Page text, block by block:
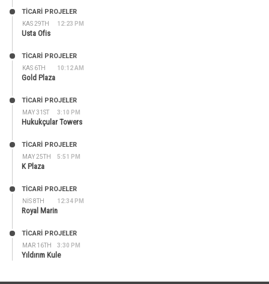
KAS 29TH 12:23 PM
TİCARİ PROJELER
Usta Ofis
KAS 6TH 10:12 AM
TİCARİ PROJELER
Gold Plaza
MAY 31ST 3:10 PM
TİCARİ PROJELER
Hukukçular Towers
MAY 25TH 5:51 PM
TİCARİ PROJELER
K Plaza
NIS 8TH 12:34 PM
TİCARİ PROJELER
Royal Marin
MAR 16TH 3:30 PM
TİCARİ PROJELER
Yıldırım Kule